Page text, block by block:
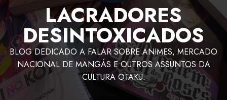
LACRADORES
DESINTOXICADOS
BLOG DEDICADO A FALAR SOBRE ANIMES, MERCADO
NACIONAL DE MANGÁS E OUTROS ASSUNTOS DA
CULTURA OTAKU.